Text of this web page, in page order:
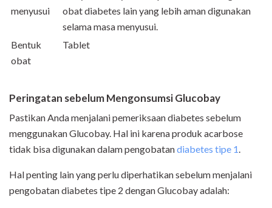
menyusui
obat diabetes lain yang lebih aman digunakan
selama masa menyusui.
Bentuk
obat
Tablet
Peringatan sebelum Mengonsumsi Glucobay
Pastikan Anda menjalani pemeriksaan diabetes sebelum
menggunakan Glucobay. Hal ini karena produk acarbose
tidak bisa digunakan dalam pengobatandiabetes tipe 1.
Hal penting lain yang perlu diperhatikan sebelum menjalani
pengobatan diabetes tipe 2 dengan Glucobay adalah: